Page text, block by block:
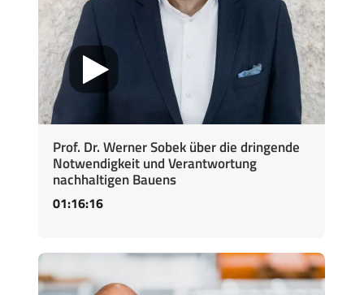
Prof. Dr. Werner Sobek über die dringende
Notwendigkeit und Verantwortung
nachhaltigen Bauens
01:16:16